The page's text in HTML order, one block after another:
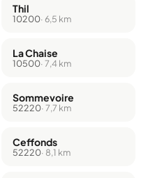
Thil
10200· 6,5 km
La Chaise
10500· 7,4 km
Sommevoire
52220· 7,7 km
Ceffonds
52220· 8,1 km